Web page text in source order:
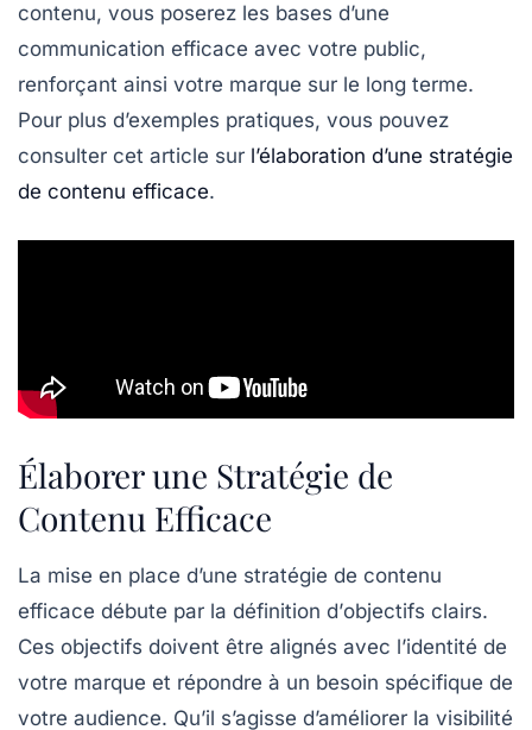
contenu, vous poserez les bases d’une
communication efficace avec votre public,
renforçant ainsi votre marque sur le long terme.
Pour plus d’exemples pratiques, vous pouvez
consulter cet article sur l’élaboration d’une stratégie
de contenu efficace.
Élaborer une Stratégie de
Contenu Efficace
La mise en place d’une stratégie de contenu
efficace débute par la définition d’objectifs clairs.
Ces objectifs doivent être alignés avec l’identité de
votre marque et répondre à un besoin spécifique de
votre audience. Qu’il s’agisse d’améliorer la visibilité